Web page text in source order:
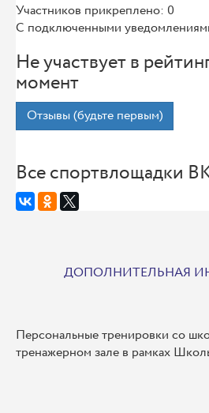
Участников прикреплено: 0
С подключенными
Не участвует в
момент
Отзывы (будьте первым)
Все спортвлощадки
ДОПОЛНИТЕЛЬНАЯ
Персональные тренировки со
тренажерном зале в рамках